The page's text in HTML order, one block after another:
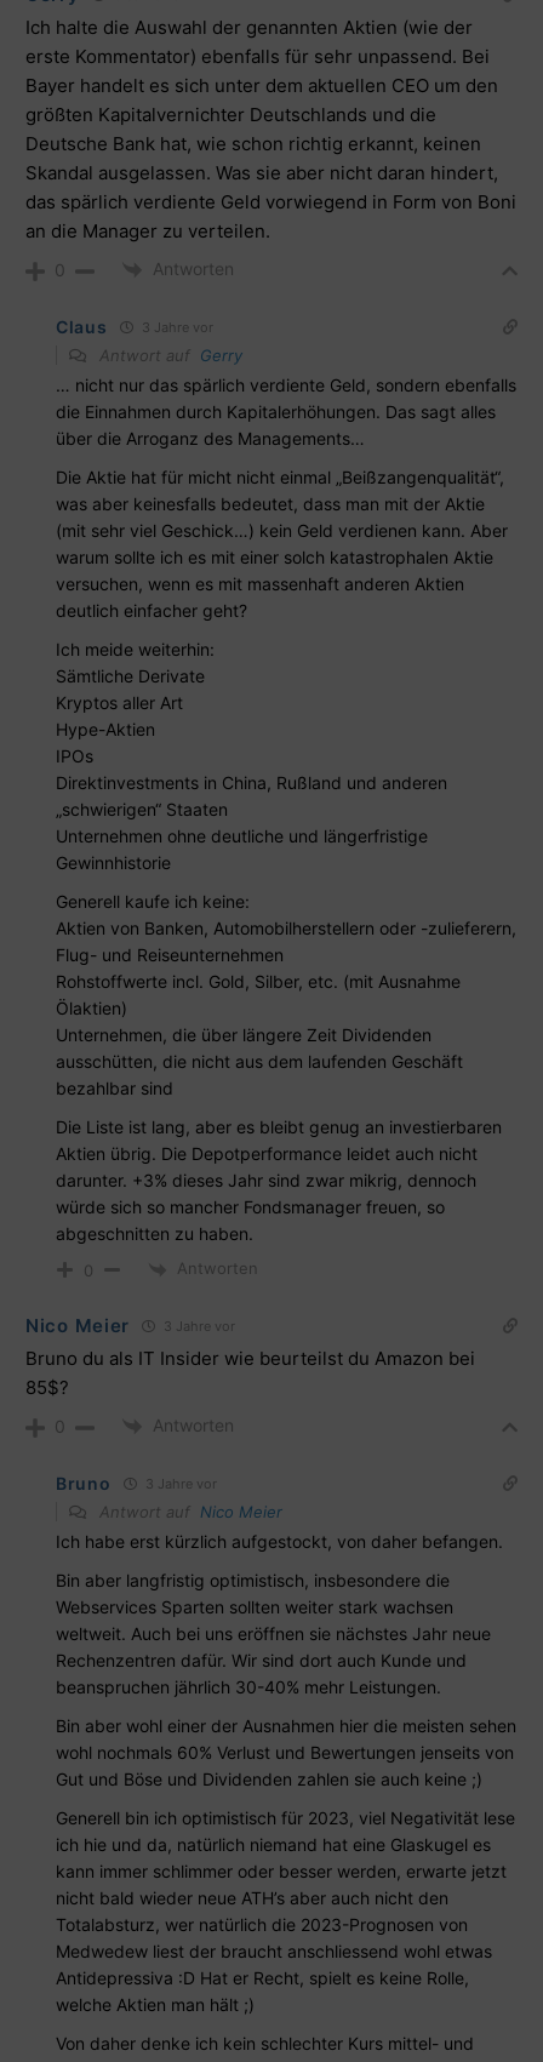
Ich halte die Auswahl der genannten Aktien (wie der
erste Kommentator) ebenfalls für sehr unpassend. Bei
Bayer handelt es sich unter dem aktuellen CEO um den
größten Kapitalvernichter Deutschlands und die
Deutsche Bank hat, wie schon richtig erkannt, keinen
Skandal ausgelassen. Was sie aber nicht daran hindert,
das spärlich verdiente Geld vorwiegend in Form von Boni
an die Manager zu verteilen.
0 Antworten
Claus 3 Jahre vor
Antwort auf Gerry
… nicht nur das spärlich verdiente Geld, sondern ebenfalls
die Einnahmen durch Kapitalerhöhungen. Das sagt alles
über die Arroganz des Managements…
Die Aktie hat für micht nicht einmal „Beißzangenqualität“,
was aber keinesfalls bedeutet, dass man mit der Aktie
(mit sehr viel Geschick…) kein Geld verdienen kann. Aber
warum sollte ich es mit einer solch katastrophalen Aktie
versuchen, wenn es mit massenhaft anderen Aktien
deutlich einfacher geht?
Ich meide weiterhin:
Sämtliche Derivate
Kryptos aller Art
Hype-Aktien
IPOs
Direktinvestments in China, Rußland und anderen
„schwierigen“ Staaten
Unternehmen ohne deutliche und längerfristige
Gewinnhistorie
Generell kaufe ich keine:
Aktien von Banken, Automobilherstellern oder -zulieferern,
Flug- und Reiseunternehmen
Rohstoffwerte incl. Gold, Silber, etc. (mit Ausnahme
Ölaktien)
Unternehmen, die über längere Zeit Dividenden
ausschütten, die nicht aus dem laufenden Geschäft
bezahlbar sind
Die Liste ist lang, aber es bleibt genug an investierbaren
Aktien übrig. Die Depotperformance leidet auch nicht
darunter. +3% dieses Jahr sind zwar mikrig, dennoch
würde sich so mancher Fondsmanager freuen, so
abgeschnitten zu haben.
0 Antworten
Nico Meier 3 Jahre vor
Bruno du als IT Insider wie beurteilst du Amazon bei
85$?
0 Antworten
Bruno 3 Jahre vor
Antwort auf Nico Meier
Ich habe erst kürzlich aufgestockt, von daher befangen.
Bin aber langfristig optimistisch, insbesondere die
Webservices Sparten sollten weiter stark wachsen
weltweit. Auch bei uns eröffnen sie nächstes Jahr neue
Rechenzentren dafür. Wir sind dort auch Kunde und
beanspruchen jährlich 30-40% mehr Leistungen.
Bin aber wohl einer der Ausnahmen hier die meisten sehen
wohl nochmals 60% Verlust und Bewertungen jenseits von
Gut und Böse und Dividenden zahlen sie auch keine ;)
Generell bin ich optimistisch für 2023, viel Negativität lese
ich hie und da, natürlich niemand hat eine Glaskugel es
kann immer schlimmer oder besser werden, erwarte jetzt
nicht bald wieder neue ATH’s aber auch nicht den
Totalabsturz, wer natürlich die 2023-Prognosen von
Medwedew liest der braucht anschliessend wohl etwas
Antidepressiva :D Hat er Recht, spielt es keine Rolle,
welche Aktien man hält ;)
Von daher denke ich kein schlechter Kurs mittel- und